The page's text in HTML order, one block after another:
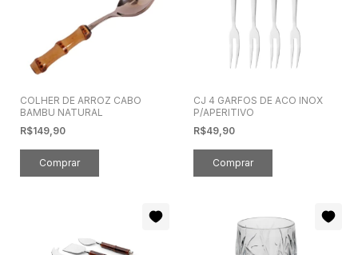
COLHER DE ARROZ CABO
BAMBU NATURAL
R$149,90
CJ 4 GARFOS DE ACO INOX
P/APERITIVO
R$49,90